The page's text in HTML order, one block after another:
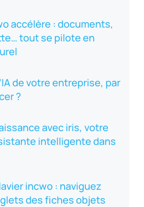
accélère : documents,
tout se pilote en
de votre entreprise, par
?
avec iris, votre
intelligente dans
incwo : naviguez
des fiches objets